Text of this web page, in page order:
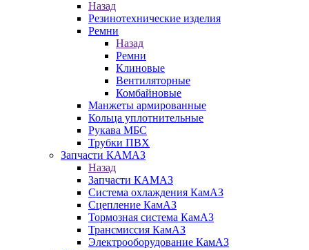
Назад
Резинотехнические изделия
Ремни
Назад
Ремни
Клиновые
Вентиляторные
Комбайновые
Манжеты армированные
Кольца уплотнительные
Рукава МБС
Трубки ПВХ
Запчасти КАМАЗ
Назад
Запчасти КАМАЗ
Система охлаждения КамАЗ
Сцепление КамАЗ
Тормозная система КамАЗ
Трансмиссия КамАЗ
Электрооборудование КамАЗ